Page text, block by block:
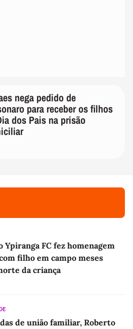
nega pedido de
para receber os filhos
dos Pais na prisão
Ypiranga FC fez homenagem
filho em campo meses
da criança
de união familiar, Roberto